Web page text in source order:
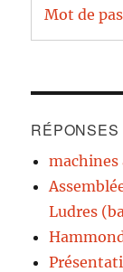
Mot de
machines
Ludres